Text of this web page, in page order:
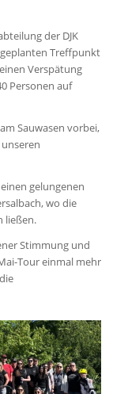
der DJK
Treffpunkt
Verspätung
Personen auf
Sauwasen vorbei,
gelungenen
wo die
ließen.
Stimmung und
Tour einmal mehr